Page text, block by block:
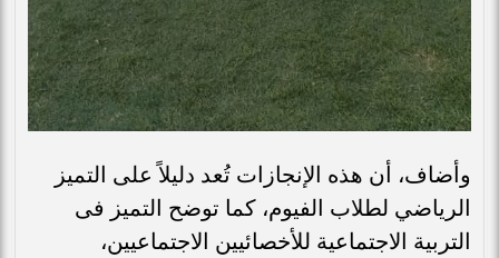
وأضاف، أن هذه الإنجازات تُعد دليلاً على التميز
الرياضي لطلاب الفيوم، كما توضح التميز فى
التربية الاجتماعية للأخصائيين الاجتماعيين،